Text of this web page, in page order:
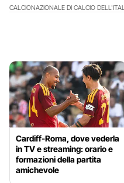
CALCIONAZIONALE DI CALCIO
Cardiff-Roma, dove vederla
in TV e streaming: orario e
formazioni della partita
amichevole